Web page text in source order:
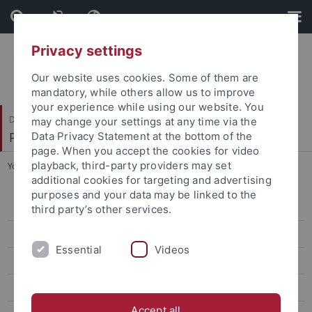
Skip
to
content
Skip
to
footer
Dezernat VI
Personal und Innere Dienste
You are here: Startseite ... Stellenbewirtschaftung
Mitteilungen
Personalabteilung
Privacy settings
Our website uses cookies. Some of them are
mandatory, while others allow us to improve
your experience while using our website. You
may change your settings at any time via the
Data Privacy Statement at the bottom of the
page. When you accept the cookies for video
playback, third-party providers may set
additional cookies for targeting and advertising
purposes and your data may be linked to the
third party’s other services.
Essential Videos